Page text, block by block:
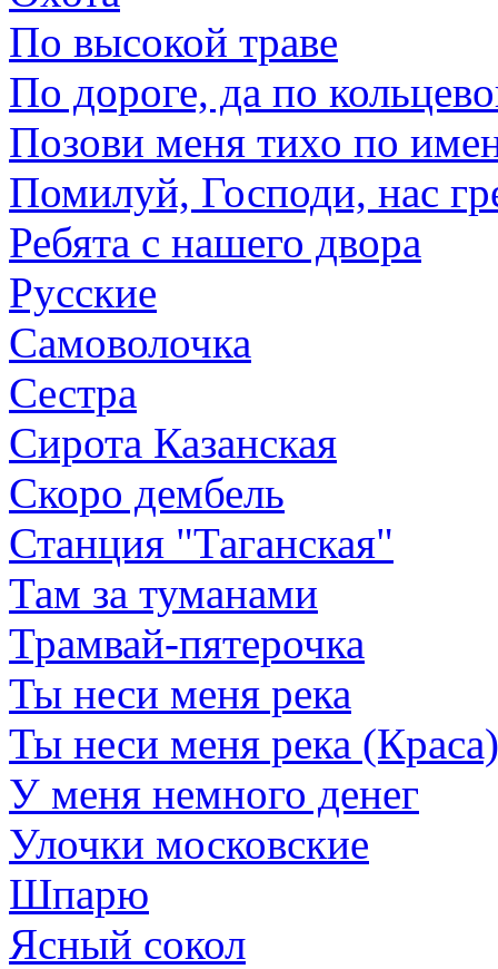
По высокой траве
По дороге, да по
Позови меня тихо по
Помилуй, Господи, нас
Ребята с нашего двора
Русские
Самоволочка
Сестра
Сирота Казанская
Скоро дембель
Станция "Таганская"
Там за туманами
Трамвай-пятерочка
Ты неси меня река
Ты неси меня река (Краса)
У меня немного денег
Улочки московские
Шпарю
Ясный сокол